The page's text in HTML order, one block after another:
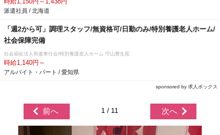
派遣社員 / 北海道
「週2から可」調理スタッフ/無資格可/日勤のみ/特別養護老人ホーム/
社会保障完備
社会福祉法人和進奉仕会/特別養護老人ホーム 守山豊生苑
時給1,140円～
アルバイト・パート / 愛知県
sponsored by 求人ボックス
前へ 1 / 11 次へ